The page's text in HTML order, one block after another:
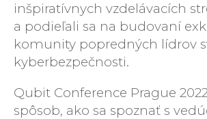
inšpiratívnych vzdelávacích
a podieľali sa na budovaní
komunity popredných lídrov
kyberbezpečnosti.
Qubit Conference Prague
spôsob, ako sa spoznať s